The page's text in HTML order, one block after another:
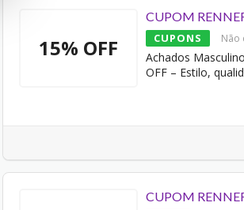
15% OFF
CUPOM
CUPONS Não
Achados
OFF – Estilo,
CUPOM